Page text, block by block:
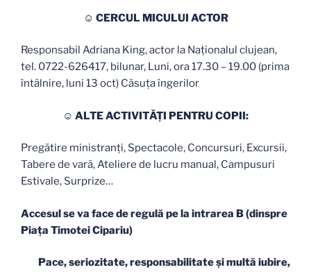
☺ CERCUL MICULUI ACTOR
Responsabil Adriana King, actor la Naționalul clujean,
tel. 0722-626417, bilunar, Luni, ora 17.30 – 19.00 (prima
întâlnire, luni 13 oct) Căsuța îngerilor
☺ ALTE ACTIVITĂȚI PENTRU COPII:
Pregătire ministranţi, Spectacole, Concursuri, Excursii,
Tabere de vară, Ateliere de lucru manual, Campusuri
Estivale, Surprize…
Accesul se va face de regulă pe la intrarea B (dinspre
Piața Timotei Cipariu)
Pace, seriozitate, responsabilitate și multă iubire,